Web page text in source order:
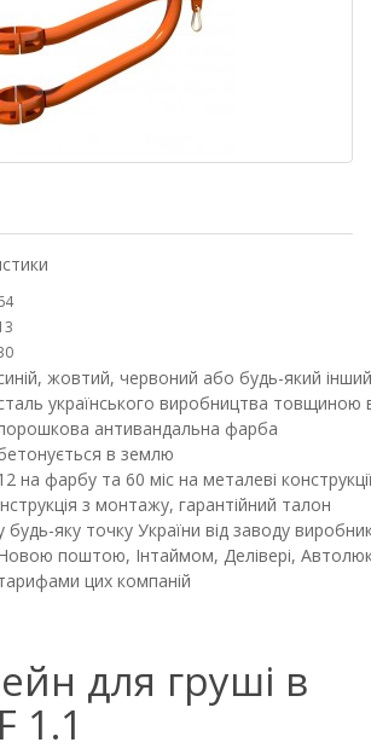
жовтий, червоний або будь-який
українського виробництва товщиною
антивандальна фарба
в землю
на фарбу та 60 міс на металеві
з монтажу, гарантійний талон
будь-яку точку України від заводу
поштою, Інтаймом, Делівері,
цих компаній
для груші в
1.1